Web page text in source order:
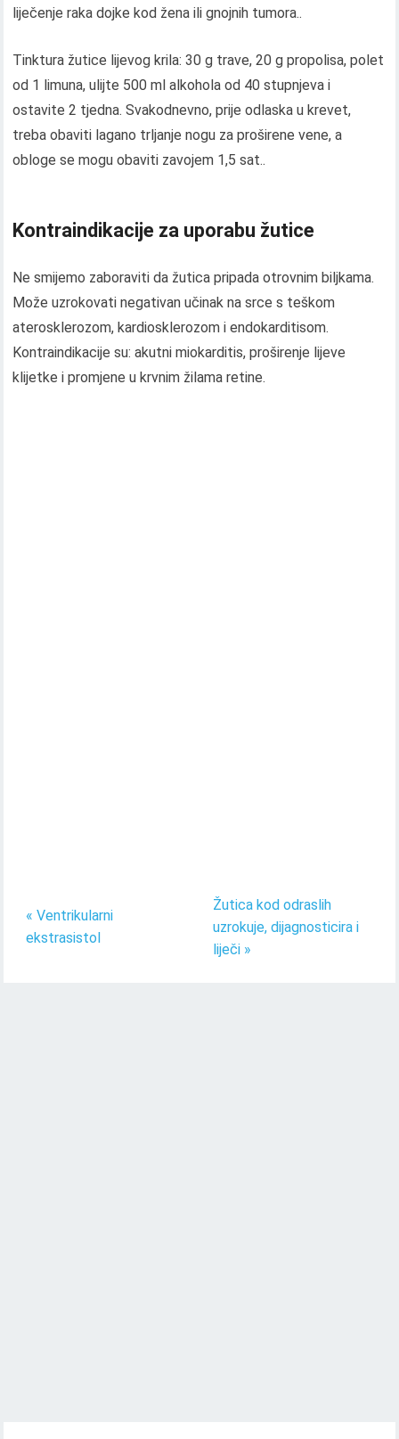
liječenje raka dojke kod žena ili gnojnih tumora..
Tinktura žutice lijevog krila: 30 g trave, 20 g propolisa, polet
od 1 limuna, ulijte 500 ml alkohola od 40 stupnjeva i
ostavite 2 tjedna. Svakodnevno, prije odlaska u krevet,
treba obaviti lagano trljanje nogu za proširene vene, a
obloge se mogu obaviti zavojem 1,5 sat..
Kontraindikacije za uporabu žutice
Ne smijemo zaboraviti da žutica pripada otrovnim biljkama.
Može uzrokovati negativan učinak na srce s teškom
aterosklerozom, kardiosklerozom i endokarditisom.
Kontraindikacije su: akutni miokarditis, proširenje lijeve
klijetke i promjene u krvnim žilama retine.
« Ventrikularni
ekstrasistol
Žutica kod odraslih
uzrokuje, dijagnosticira i
liječi »